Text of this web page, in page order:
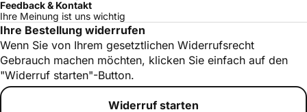
Feedback & Kontakt
Ihre Meinung ist uns wichtig
Ihre Bestellung widerrufen
Wenn Sie von Ihrem gesetztlichen Widerrufsrecht
Gebrauch machen möchten, klicken Sie einfach auf den
"Widerruf starten"-Button.
Widerruf starten